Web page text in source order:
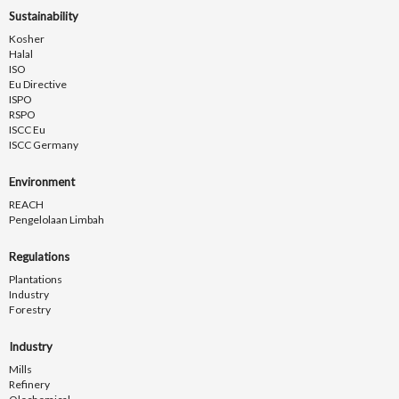
Sustainability
Kosher
Halal
ISO
Eu Directive
ISPO
RSPO
ISCC Eu
ISCC Germany
Environment
REACH
Pengelolaan Limbah
Regulations
Plantations
Industry
Forestry
Industry
Mills
Refinery